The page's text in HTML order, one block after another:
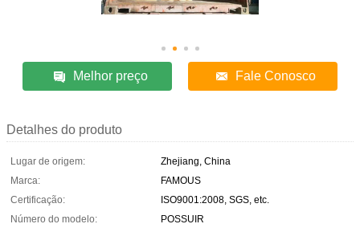
Melhor preço Fale Conosco
Detalhes do produto
Lugar de origem:
Zhejiang, China
Marca:
FAMOUS
Certificação:
ISO9001:2008, SGS, etc.
Número do modelo:
POSSUIR